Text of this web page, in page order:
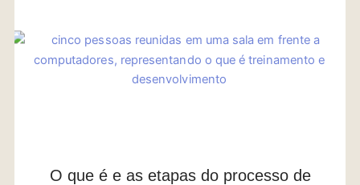
O que é e as etapas do processo de